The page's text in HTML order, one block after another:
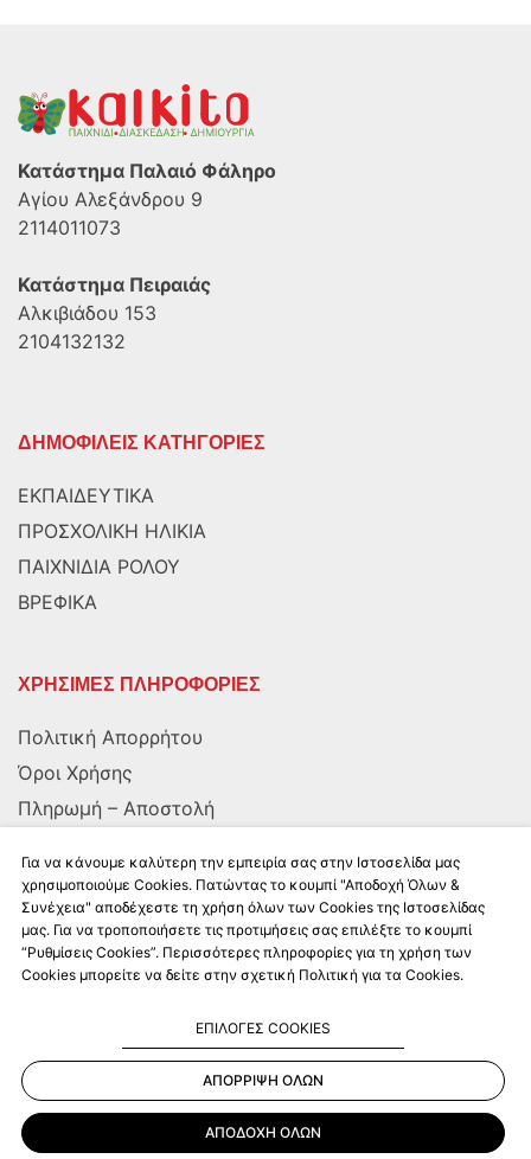
Κατάστημα Παλαιό Φάληρο
Αγίου Αλεξάνδρου 9
2114011073
Κατάστημα Πειραιάς
Αλκιβιάδου 153
2104132132
ΔΗΜΟΦΙΛΕΙΣ ΚΑΤΗΓΟΡΙΕΣ
ΕΚΠΑΙΔΕΥΤΙΚΑ
ΠΡΟΣΧΟΛΙΚΗ ΗΛΙΚΙΑ
ΠΑΙΧΝΙΔΙΑ ΡΟΛΟΥ
ΒΡΕΦΙΚΑ
ΧΡΗΣΙΜΕΣ ΠΛΗΡΟΦΟΡΙΕΣ
Πολιτική Απορρήτου
Όροι Χρήσης
Πληρωμή – Αποστολή
ΑΚΟΛΟΥΘΗΣΤΕ ΜΑΣ
Kalkito.gr2026 | All rights reserved
Για να κάνουμε καλύτερη την εμπειρία σας στην Ιστοσελίδα μας
χρησιμοποιούμε Cookies. Πατώντας το κουμπί "Αποδοχή Όλων &
Συνέχεια" αποδέχεστε τη χρήση όλων των Cookies της Ιστοσελίδας
μας. Για να τροποποιήσετε τις προτιμήσεις σας επιλέξτε το κουμπί
“Ρυθμίσεις Cookies”. Περισσότερες πληροφορίες για τη χρήση των
Cookies μπορείτε να δείτε στην σχετική Πολιτική για τα Cookies.
ΕΠΙΛΟΓΕΣ COOKIES
ΑΠΟΡΡΙΨΗ ΟΛΩΝ
ΑΠΟΔΟΧΗ ΟΛΩΝ